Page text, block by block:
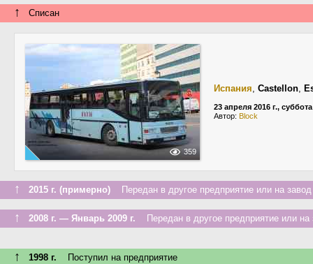
↑ Списан
359
Испания, Castellon,
23 апреля 2016 г., суббота
Автор: Block
↑ 2015 г. (примерно) Передан в другое предприятие или на завод
↑ 2008 г. — Январь 2009 г. Передан в другое предприятие или на
↑ 1998 г. Поступил на предприятие